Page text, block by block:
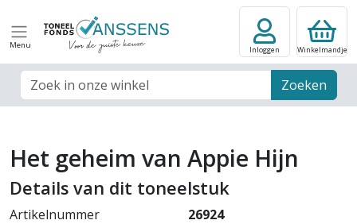
Menu
Zoek veld Zoeken
Inloggen Winkelmandje
Het geheim van Appie Hijn
Details van dit toneelstuk
Artikelnummer
26924